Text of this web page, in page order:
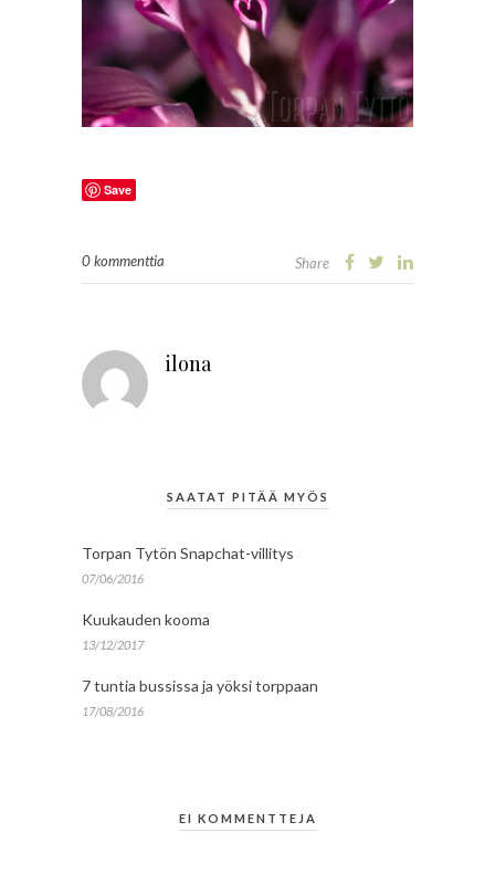
Save
0 kommenttia Share
ilona
SAATAT PITÄÄ MYÖS
Torpan Tytön Snapchat-villitys
07/06/2016
Kuukauden kooma
13/12/2017
7 tuntia bussissa ja yöksi torppaan
17/08/2016
EI KOMMENTTEJA